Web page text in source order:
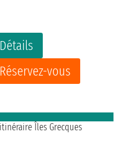
Détails
Réservez-vous